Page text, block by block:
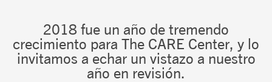
2018 fue un año de tremendo
crecimiento para The CARE Center, y lo
invitamos a echar un vistazo a nuestro
año en revisión.